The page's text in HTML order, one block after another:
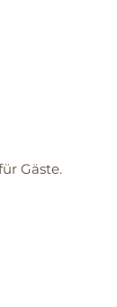
Gäste.